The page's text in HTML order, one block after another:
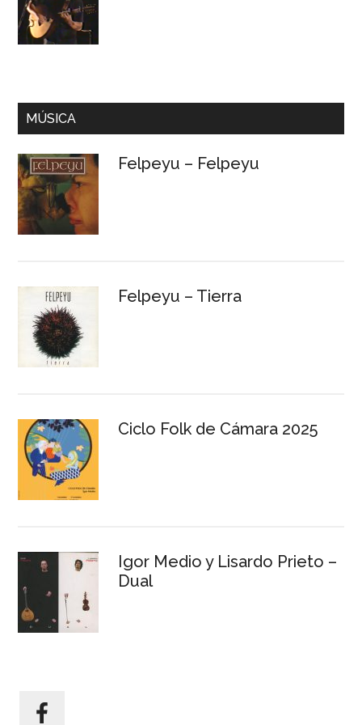
MÚSICA
Felpeyu – Felpeyu
Felpeyu – Tierra
Ciclo Folk de Cámara 2025
Igor Medio y Lisardo Prieto –
Dual